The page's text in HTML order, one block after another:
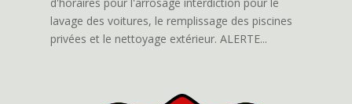
lavage des voitures, le remplissage des piscines
privées et le nettoyage extérieur. ALERTE...